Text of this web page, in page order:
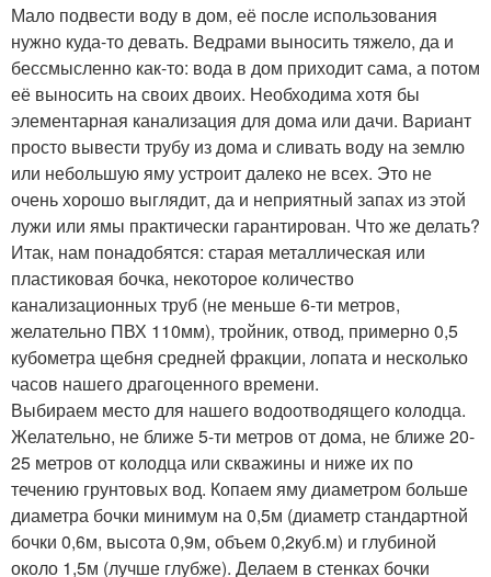
Мало подвести воду в дом, её после использования
нужно куда-то девать. Ведрами выносить тяжело, да и
бессмысленно как-то: вода в дом приходит сама, а потом
её выносить на своих двоих. Необходима хотя бы
элементарная канализация для дома или дачи. Вариант
просто вывести трубу из дома и сливать воду на землю
или небольшую яму устроит далеко не всех. Это не
очень хорошо выглядит, да и неприятный запах из этой
лужи или ямы практически гарантирован. Что же делать?
Итак, нам понадобятся: старая металлическая или
пластиковая бочка, некоторое количество
канализационных труб (не меньше 6-ти метров,
желательно ПВХ 110мм), тройник, отвод, примерно 0,5
кубометра щебня средней фракции, лопата и несколько
часов нашего драгоценного времени.
Выбираем место для нашего водоотводящего колодца.
Желательно, не ближе 5-ти метров от дома, не ближе 20-
25 метров от колодца или скважины и ниже их по
течению грунтовых вод. Копаем яму диаметром больше
диаметра бочки минимум на 0,5м (диаметр стандартной
бочки 0,6м, высота 0,9м, объем 0,2куб.м) и глубиной
около 1,5м (лучше глубже). Делаем в стенках бочки